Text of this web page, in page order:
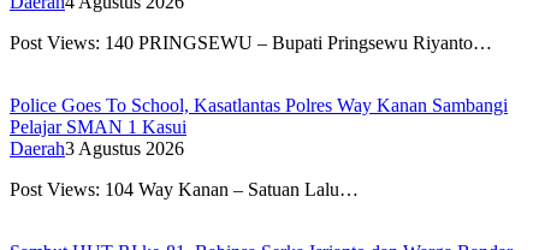
Post Views: 140 PRINGSEWU – Bupati Pringsewu Riyanto…
Police Goes To School, Kasatlantas Polres Way Kanan Sambangi
Pelajar SMAN 1 Kasui
Daerah3 Agustus 2026
Post Views: 104 Way Kanan – Satuan Lalu…